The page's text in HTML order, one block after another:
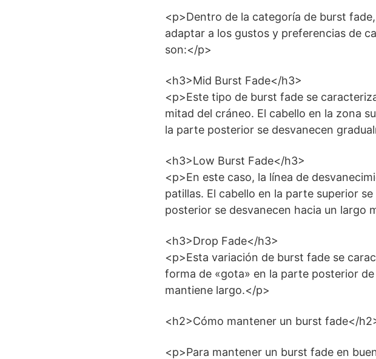
<p>Dentro de la categoría de burst
adaptar a los gustos y preferencias de
son:</p>
<h3>Mid Burst Fade</h3>
<p>Este tipo de burst fade se
mitad del cráneo. El cabello en la zona
la parte posterior se desvanecen
<h3>Low Burst Fade</h3>
<p>En este caso, la línea de
patillas. El cabello en la parte superior
posterior se desvanecen hacia un largo
<h3>Drop Fade</h3>
<p>Esta variación de burst fade se
forma de «gota» en la parte posterior
mantiene largo.</p>
<h2>Cómo mantener un burst fade</
<p>Para mantener un burst fade en